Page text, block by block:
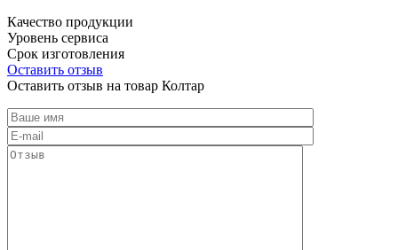
Качество продукции
Уровень сервиса
Срок изготовления
Оставить отзыв
Оставить отзыв на товар Колтар